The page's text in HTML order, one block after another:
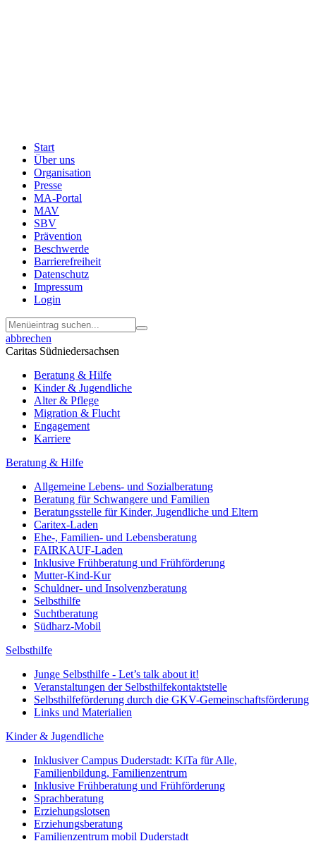
Menu
Footer
Start
Über uns
Organisation
Presse
MA-Portal
MAV
SBV
Prävention
Beschwerde
Barrierefreiheit
Datenschutz
Impressum
Login
abbrechen
Caritas Südniedersachsen
Beratung & Hilfe
Kinder & Jugendliche
Alter & Pflege
Migration & Flucht
Engagement
Karriere
Beratung & Hilfe
Allgemeine Lebens- und Sozialberatung
Beratung für Schwangere und Familien
Beratungsstelle für Kinder, Jugendliche und Eltern
Caritex-Laden
Ehe-, Familien- und Lebensberatung
FAIRKAUF-Laden
Inklusive Frühberatung und Frühförderung
Mutter-Kind-Kur
Schuldner- und Insolvenzberatung
Selbsthilfe
Suchtberatung
Südharz-Mobil
Selbsthilfe
Junge Selbsthilfe - Let’s talk about it!
Veranstaltungen der Selbsthilfekontaktstelle
Selbsthilfeförderung durch die GKV-Gemeinschaftsförderung
Links und Materialien
Kinder & Jugendliche
Inklusiver Campus Duderstadt: KiTa für Alle,
Familienbildung, Familienzentrum
Inklusive Frühberatung und Frühförderung
Sprachberatung
Erziehungslotsen
Erziehungsberatung
Familienzentrum mobil Duderstadt